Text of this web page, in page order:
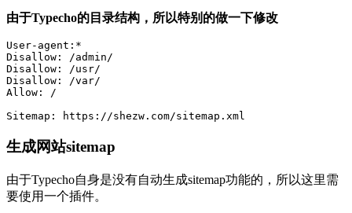
由于Typecho的目录结构，所以特别的做一下修改
User-agent:*
Disallow: /admin/
Disallow: /usr/
Disallow: /var/
Allow: /
Sitemap: https://shezw.com/sitemap.xml
生成网站sitemap
由于Typecho自身是没有自动生成sitemap功能的，所以这里需
要使用一个插件。